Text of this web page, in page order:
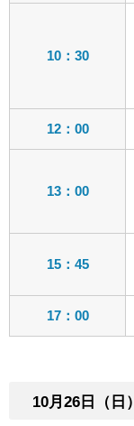
10：30
12：00
13：00
15：45
17：00
10月26日（日）